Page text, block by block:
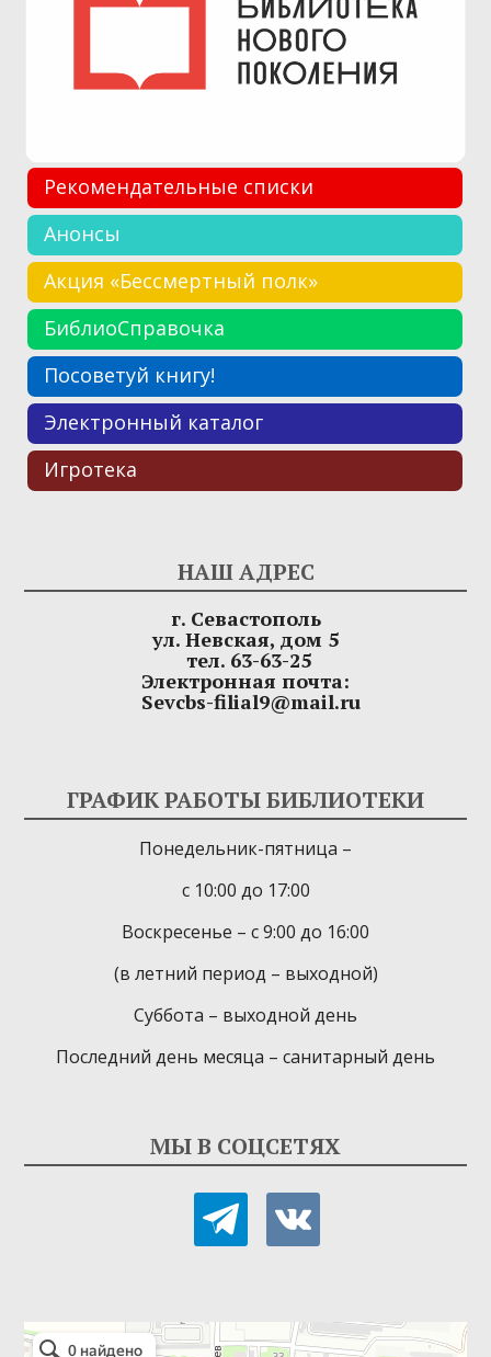
Рекомендательные списки
Анонсы
Акция «Бессмертный полк»
БиблиоСправочка
Посоветуй книгу!
Электронный каталог
Игротека
НАШ АДРЕС
г. Севастополь
ул. Невская, дом 5
тел. 63-63-25
Электронная почта:
Sevcbs-filial9@mail.ru
ГРАФИК РАБОТЫ БИБЛИОТЕКИ
Понедельник-пятница –
с 10:00 до 17:00
Воскресенье – с 9:00 до 16:00
(в летний период – выходной)
Суббота – выходной день
Последний день месяца – санитарный день
МЫ В СОЦСЕТЯХ
telegram vkontakte
Детская библиотека-филиал № 9
Библиотека в Севастополе